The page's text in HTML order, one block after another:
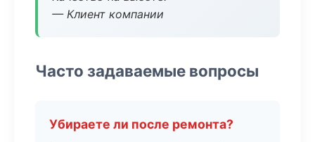
— Клиент компании
Часто задаваемые вопросы
Убираете ли после ремонта?